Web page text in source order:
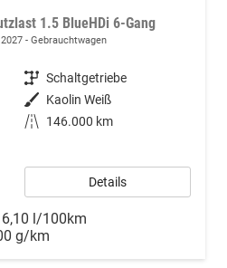
1.5 BlueHDi 6-Gang
Gebrauchtwagen
Getriebe Schaltgetriebe
Außenfarbe Kaolin Weiß
Kilometerstand
146.000 km
Details
6,10 l/100km
g/km